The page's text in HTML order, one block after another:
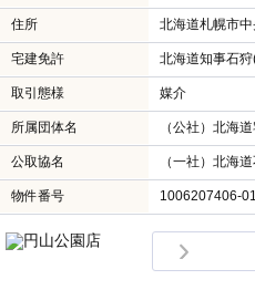
住所 北海道札幌市
宅建免許 北海道知事石
取引態様 媒介
所属団体名 （公社）北海
公取協名 （一社）北海
物件番号 1006207406-